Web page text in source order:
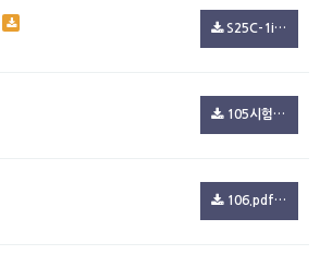
S25C-1i26012709150.pdf(54.5K)
105시험.pdf(801.6K)
106.pdf(244.7K)